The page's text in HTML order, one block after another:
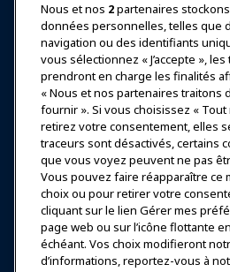
Se connecter
Récompenses
Expositions et
Nouvelles & Funworld
Éducation
Sécurité & Protection
Nous et nos 2partenaires
données personnelles, telles que
navigation ou des identifiants
vous sélectionnez « J’accepte »,
prendront en charge les finalités
« Nous et nos partenaires traitons
fournir ». Si vous choisissez «
retirez votre consentement, elles
traceurs sont désactivés, certains
que vous voyez peuvent ne pas
Vous pouvez faire réapparaître ce
choix ou pour retirer votre
cliquant sur le lien Gérer mes
page web ou sur l’icône flottante
échéant. Vos choix modifieront
d’informations, reportez-vous à